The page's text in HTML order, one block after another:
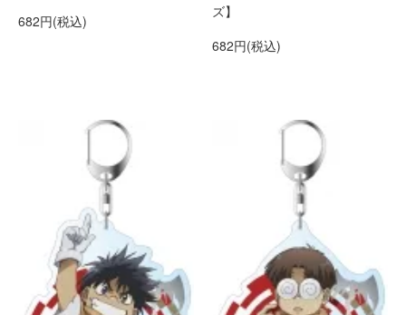
682円(税込)
ズ】
682円(税込)